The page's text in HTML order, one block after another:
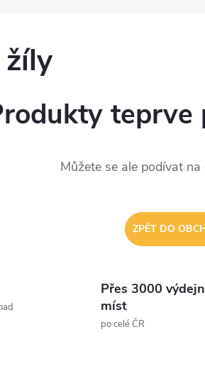
žíly
teprve
Můžete se ale podívat
ZPĚT DO
Přes 3000
míst
po celé ČR